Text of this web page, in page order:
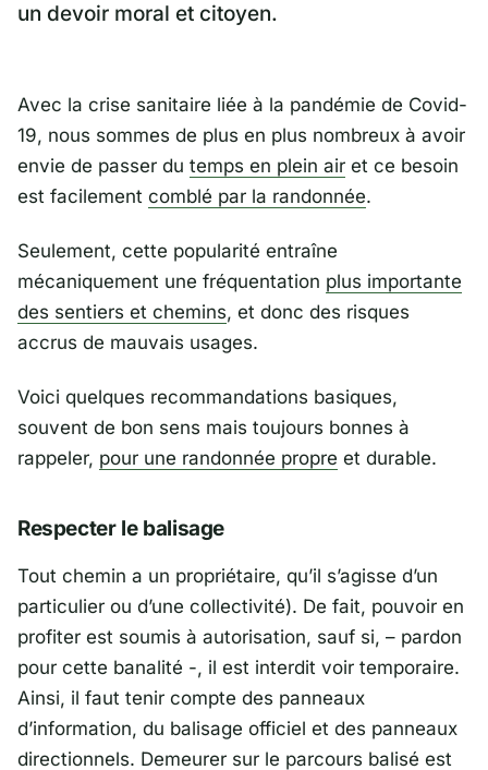
un devoir moral et citoyen.
Avec la crise sanitaire liée à la pandémie de Covid-
19, nous sommes de plus en plus nombreux à avoir
envie de passer du temps en plein air et ce besoin
est facilement comblé par la randonnée.
Seulement, cette popularité entraîne
mécaniquement une fréquentation plus importante
des sentiers et chemins, et donc des risques
accrus de mauvais usages.
Voici quelques recommandations basiques,
souvent de bon sens mais toujours bonnes à
rappeler, pour une randonnée propre et durable.
Respecter le balisage
Tout chemin a un propriétaire, qu’il s’agisse d’un
particulier ou d’une collectivité). De fait, pouvoir en
profiter est soumis à autorisation, sauf si, – pardon
pour cette banalité -, il est interdit voir temporaire.
Ainsi, il faut tenir compte des panneaux
d’information, du balisage officiel et des panneaux
directionnels. Demeurer sur le parcours balisé est